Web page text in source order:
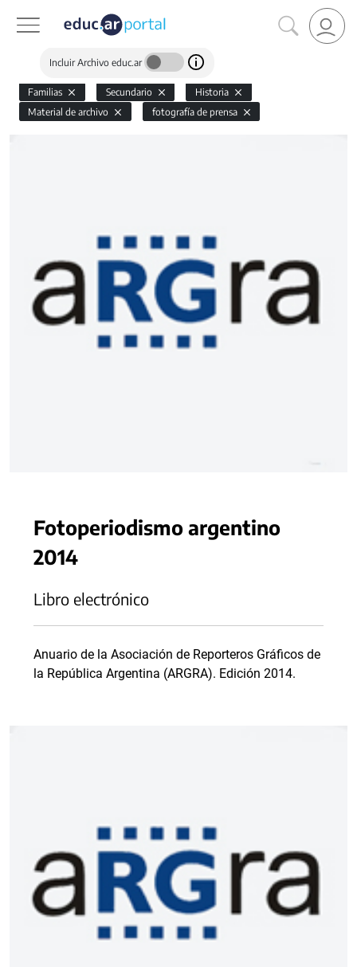
Incluir Archivo educ.ar
Familias Secundario
Historia
Material de archivo
fotografía de prensa
Fotoperiodismo argentino
2014
Libro electrónico
Anuario de la Asociación de Reporteros Gráficos de
la República Argentina (ARGRA). Edición 2014.